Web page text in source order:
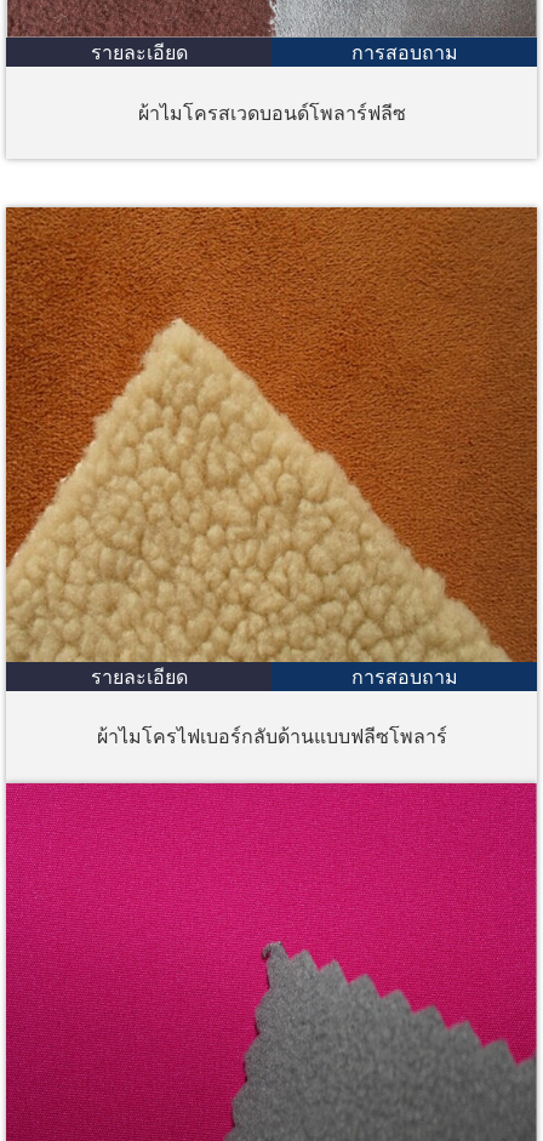
รายละเอียด การสอบถาม
ผ้าไมโครสเวดบอนด์โพลาร์ฟลีซ
รายละเอียด การสอบถาม
ผ้าไมโครไฟเบอร์กลับด้านแบบฟลีซโพลาร์